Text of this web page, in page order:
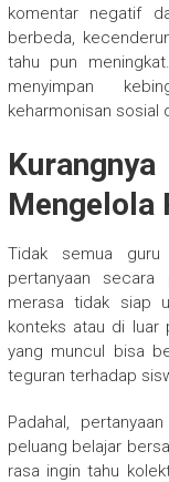
komentar negatif
berbeda,
tahu pun
menyimpan
keharmonisan sosial
Mengelola
Tidak semua guru
pertanyaan secara
merasa tidak siap
konteks atau di luar
yang muncul bisa
teguran terhadap
Padahal,
peluang belajar
rasa ingin tahu